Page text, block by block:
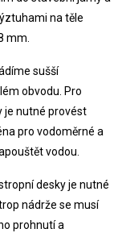
na těle
mm.
sušší
obvodu. Pro
je nutné provést
pro vodoměrné a
vodou.
desky je nutné
nádrže se musí
prohnutí a